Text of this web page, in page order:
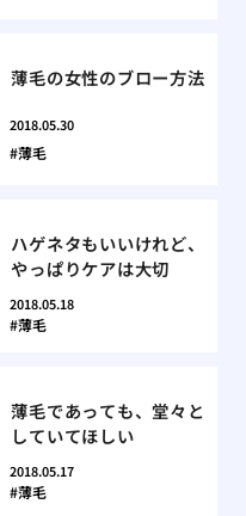
薄毛の女性のブロー方法
2018.05.30
薄毛
ハゲネタもいいけれど、
やっぱりケアは大切
2018.05.18
薄毛
薄毛であっても、堂々と
していてほしい
2018.05.17
薄毛